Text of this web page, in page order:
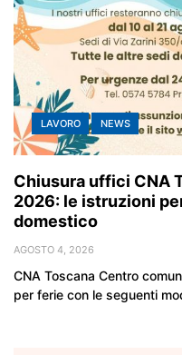
LAVORO NEWS
Chiusura uffici CNA
2026: le istruzioni
domestico
AGOSTO 4, 2026
CNA Toscana Centro
per ferie con le seguenti